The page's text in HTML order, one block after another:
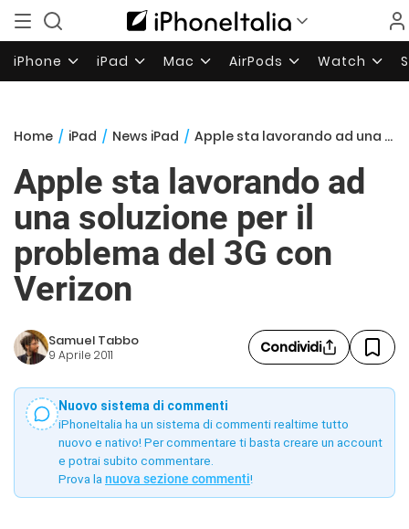
iPhone iPad Mac AirPods Watch
Home / iPad / News iPad / Apple sta lavorando ad una soluzione per il problema del 3G con Verizon
Apple sta lavorando ad
una soluzione per il
problema del 3G con
Verizon
Samuel Tabbo
9 Aprile 2011 Condividi
Nuovo sistema di commenti
iPhoneItalia ha un sistema di commenti realtime tutto
nuovo e nativo! Per commentare ti basta creare un account
e potrai subito commentare.
Prova la nuova sezione commenti!